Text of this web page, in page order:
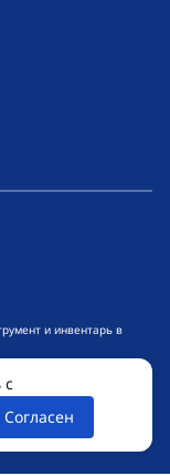
и инвентарь в
носит исключительно
публичной
кодекса
о стоимости
компании.
с
Согласен